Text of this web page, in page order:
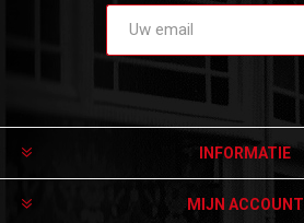
INFORMATIE
MIJN ACCOUNT